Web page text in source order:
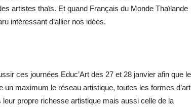
artistes thaïs. Et quand Français du Monde Thaïlande
intéressant d’allier nos idées.
ces journées Educ’Art des 27 et 28 janvier afin que le
un maximum le réseau artistique, toutes les formes d’art
propre richesse artistique mais aussi celle de la